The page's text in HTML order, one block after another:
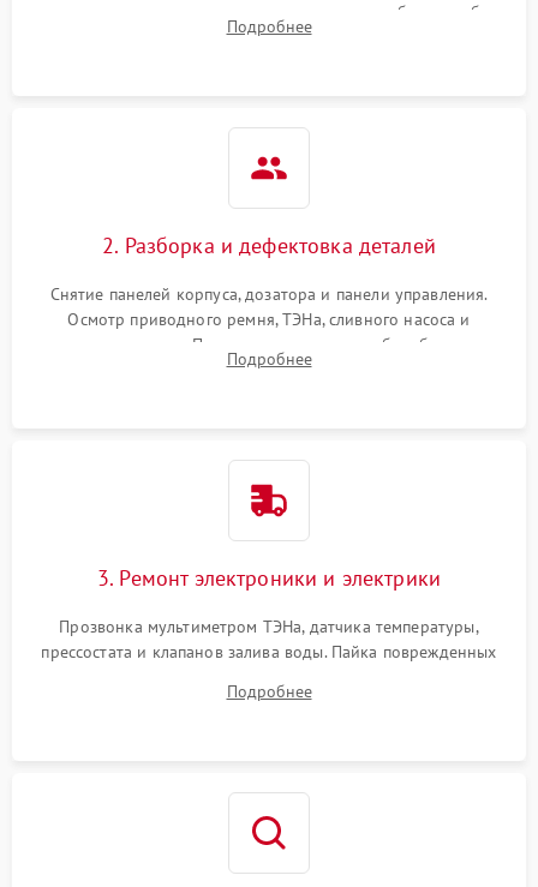
выявления посторонних шумов, протечек или сбоев в работе
электронного модуля управления.
Подробнее
2. Разборка и дефектовка деталей
Снятие панелей корпуса, дозатора и панели управления.
Осмотр приводного ремня, ТЭНа, сливного насоса и
амортизаторов. Проверка подшипников барабана и
крестовины на износ, а манжеты люка на разрывы.
Подробнее
3. Ремонт электроники и электрики
Прозвонка мультиметром ТЭНа, датчика температуры,
прессостата и клапанов залива воды. Пайка поврежденных
Восстановление целостности проводки и контактов.
Подробнее